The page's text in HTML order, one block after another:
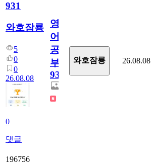
931
와호잠룡
5
0
0
26.08.08
0
댓글
영
어
공
부
931
와호잠룡 26.08.08
196756